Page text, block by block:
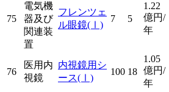
75
電気機
器及び
関連装
置
フレンツェ
ル眼鏡(Ⅰ)
7 5
1.22
億円/
年
76
医用内
視鏡
内視鏡用シ
ース(Ⅰ)
100 18
1.05
億円/
年